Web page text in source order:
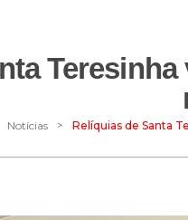
Notícias > Relíquias de Santa